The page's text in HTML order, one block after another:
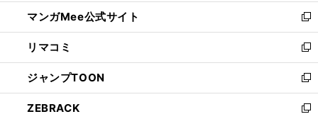
く
ン
ド
ウ
で
開
く
ウ
ィ
ン
ド
ウ
で
開
く
し
い
ウ
ィ
ン
ド
ウ
で
マンガMee公式サイト
新
し
い
ウ
ィ
ン
ド
リマコミ
新
し
い
ウ
ィ
ジャンプTOON
新
し
い
ZEBRACK
新